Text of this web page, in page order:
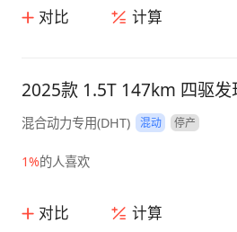
对比 计算
2025款 1.5T 147km 四驱发
混合动力专用(DHT) 混动 停产
1%的人喜欢
对比 计算